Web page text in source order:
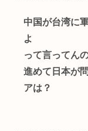
中国が台湾に
よ
って言ってん
進めて日本が
アは？